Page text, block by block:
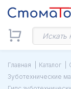
Главная Каталог
Зуботехнические